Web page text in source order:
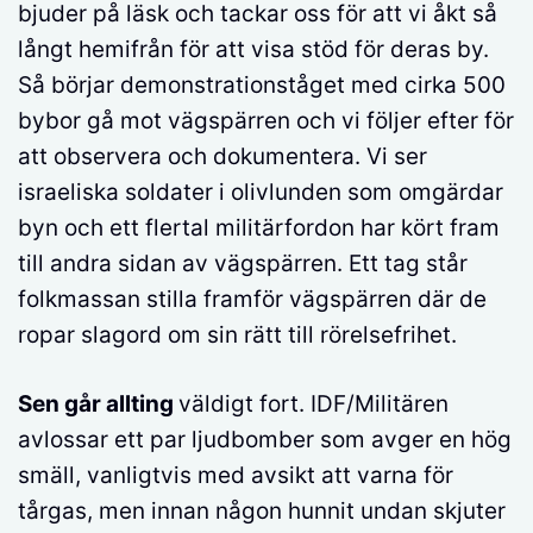
bjuder på läsk och tackar oss för att vi åkt så
långt hemifrån för att visa stöd för deras by.
Så börjar demonstrationståget med cirka 500
bybor gå mot vägspärren och vi följer efter för
att observera och dokumentera. Vi ser
israeliska soldater i olivlunden som omgärdar
byn och ett flertal militärfordon har kört fram
till andra sidan av vägspärren. Ett tag står
folkmassan stilla framför vägspärren där de
ropar slagord om sin rätt till rörelsefrihet.
Sen går allting väldigt fort. IDF/Militären
avlossar ett par ljudbomber som avger en hög
smäll, vanligtvis med avsikt att varna för
tårgas, men innan någon hunnit undan skjuter